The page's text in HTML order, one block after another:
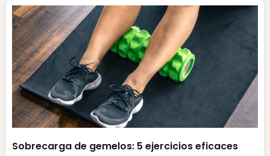
Sobrecarga de gemelos: 5 ejercicios eficaces